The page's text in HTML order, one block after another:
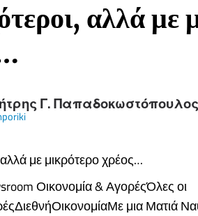
αλλά με
Γ. Παπαδοκωστόπουλος
με μικρότερο χρέος…
Οικονομία & ΑγορέςΌλες οι
μια Ματιά